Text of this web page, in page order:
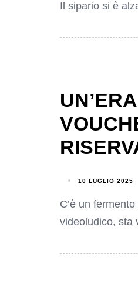
Il sipario si è
10 LUGLIO 2025
C’è un
videoludico, sta